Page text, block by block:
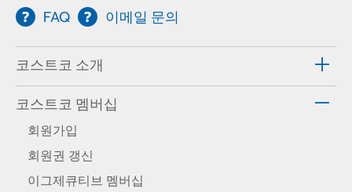
FAQ 이메일 문의
코스트코 소개
코스트코 멤버십
회원가입
회원권 갱신
이그제큐티브 멤버십